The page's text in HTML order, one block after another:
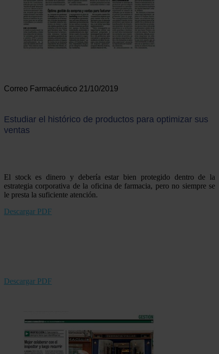
Correo Farmacéutico 21/10/2019
Estudiar el histórico de productos para optimizar sus
ventas
El stock es dinero y debería estar bien protegido dentro de la
estrategia corporativa de la oficina de farmacia, pero no siempre se
le presta la suficiente atención.
Descargar PDF
Descargar PDF